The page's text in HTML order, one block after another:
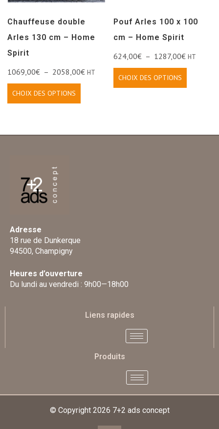
Chauffeuse double
Arles 130 cm – Home
Spirit
1069,00€ – 2058,00€ HT
CHOIX DES OPTIONS
Pouf Arles 100 x 100
cm – Home Spirit
624,00€ – 1287,00€ HT
CHOIX DES OPTIONS
Adresse
18 rue de Dunkerque
94500, Champigny
Heures d’ouverture
Du lundi au vendredi : 9h00—18h00
Liens rapides
Produits
© Copyright 2026 7+2 ads concept